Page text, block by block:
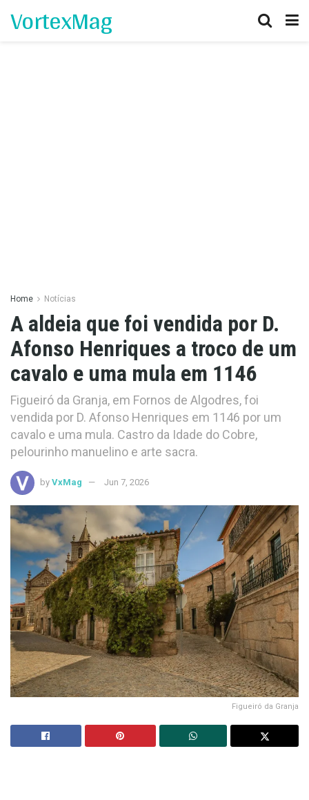
VortexMag
Home Notícias
A aldeia que foi vendida por D.
Afonso Henriques a troco de um
cavalo e uma mula em 1146
Figueiró da Granja, em Fornos de Algodres, foi
vendida por D. Afonso Henriques em 1146 por um
cavalo e uma mula. Castro da Idade do Cobre,
pelourinho manuelino e arte sacra.
by VxMag Jun 7, 2026
Figueiró da Granja